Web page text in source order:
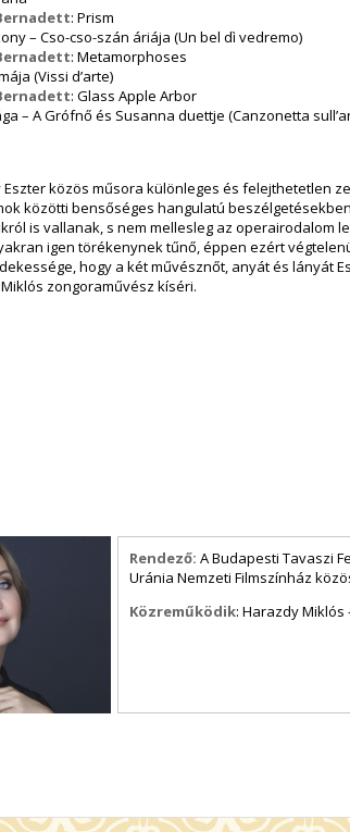
: Prism
– Cso-cso-szán áriája (Un bel dì vedremo)
: Metamorphoses
(Vissi d’arte)
: Glass Apple Arbor
– A Grófnő és Susanna duettje (Canzonetta
közös műsora különleges és felejthetetlen
közötti bensőséges hangulatú
is vallanak, s nem mellesleg az operairodalom
igen törékenynek tűnő, éppen ezért
hogy a két művésznőt, anyát és lányát
zongoraművész kíséri.
Rendező: A Budapesti Tavaszi
Uránia Nemzeti Filmszínház
Közreműködik: Harazdy Miklós